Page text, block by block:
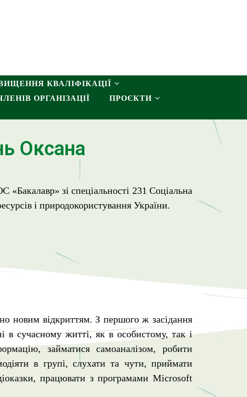
КВАЛІФІКАЦІЇ
ОРГАНІЗАЦІЇ
ПРОЄКТИ
Оксана
«Бакалавр» зі спеціальності 231 Соціальна
і природокористування України.
новим відкриттям. З першого ж засідання
в сучасному житті, як в особистому, так і
займатися самоаналізом, робити
в групі, слухати та чути, приймати
працювати з програмами Microsoft